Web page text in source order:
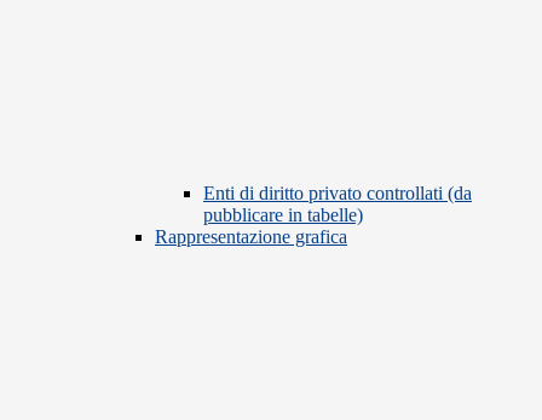
Enti di diritto privato controllati (da
pubblicare in tabelle)
Rappresentazione grafica